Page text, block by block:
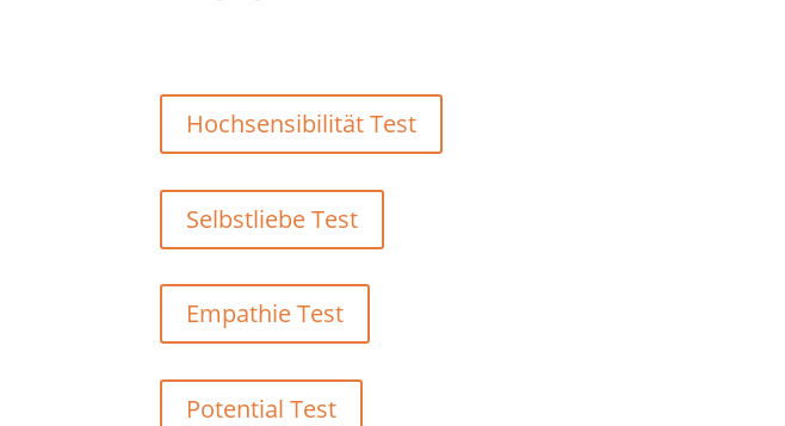
Hochsensibilität Test
Selbstliebe Test
Empathie Test
Potential Test